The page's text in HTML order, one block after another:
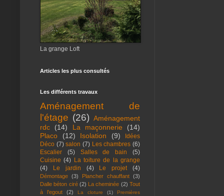
La grange Loft
Articles les plus consultés
Les différents travaux
Aménagement de
l'étage (26) Aménagement
rdc
(14) La maçonnerie
(14)
Placo
(12) Isolation (9)
Idées
Déco (7) salon (7) Les chambres (6)
Escalier
(5) Salles de bain
(5)
Cuisine (4) La toiture de la grange
(4)
Le jardin (4) Le projet (4)
Démontage (3) Plancher chauffant (3)
Dalle béton ciré (2) La cheminée (2) Tout
à l'egout
(2) La cloture (1)
Premières